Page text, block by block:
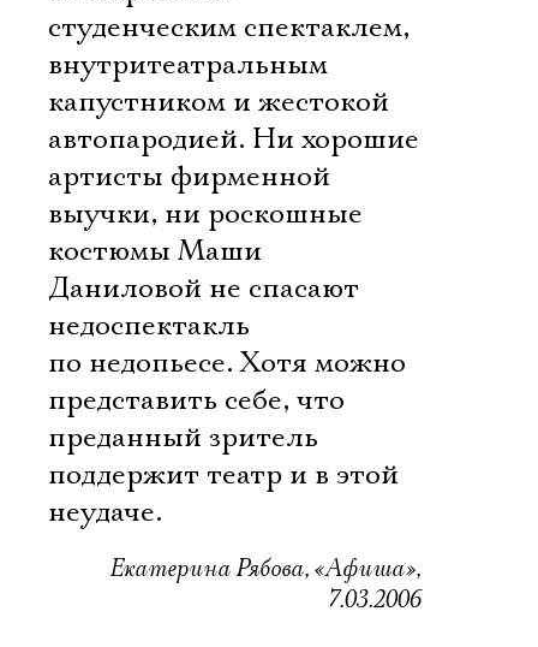
студенческим спектаклем,
внутритеатральным
капустником и жестокой
автопародией. Ни хорошие
артисты фирменной
выучки, ни роскошные
костюмы Маши
Даниловой не спасают
недоспектакль
по недопьесе. Хотя можно
представить себе, что
преданный зритель
поддержит театр и в этой
неудаче.
Екатерина Рябова, «Афиша»,
7.03.2006